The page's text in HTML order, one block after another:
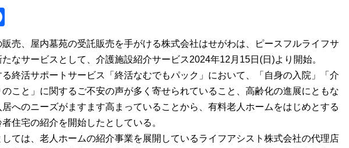
販売、屋内墓苑の受託販売を手がける株式会社はせがわは 、ピースフルライフサ
なサービス として、介護施設紹介サービス2024年12 月 15日 (日 )より 開始。
る終活サポートサービス「終活なむでもパック」において、
「自身の入院」「介
こと」に関する ご不安の声が多く 寄せられていること 、高齢化の進展にともな
へのニーズがますます高まっていることから、有料老人ホームをはじめとする
住宅の紹介を開始したとしている。
しては、老人ホームの紹介事業を展開しているライフアシスト株式会社の代理店